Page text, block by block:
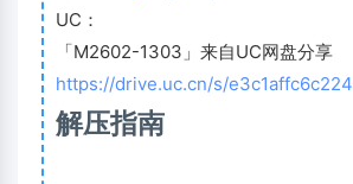
UC：
「M2602-1303」来自UC网盘分享
https://drive.uc.cn/s/e3c1affc6c224
解压指南